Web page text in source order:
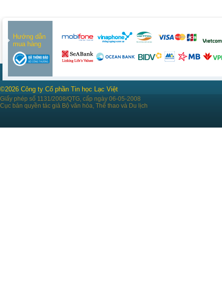
Hướng dẫn
mua hàng
©2026 Công ty Cổ phần Tin học Lạc Việt
Giấy phép số 1131/2008/QTG, cấp ngày 06-05-2008
Cục bản quyền tác giả Bộ văn hóa, Thể thao và Du lịch